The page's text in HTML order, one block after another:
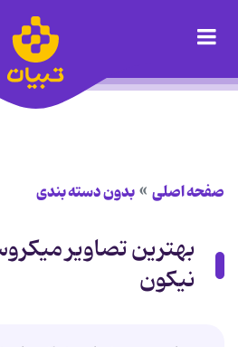
صفحه اصلی بدون دسته بندی
بهترین تصاویر
نیکون